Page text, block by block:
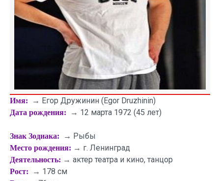
Имя: → Егор Дружинин (Egor Druzhinin)
Дата рождения: → 12 марта 1972 (45 лет)
Знак Зодиака: → Рыбы
Место рождения: → г. Ленинград
Деятельность: → актер театра и кино, танцор
Рост: → 178 см